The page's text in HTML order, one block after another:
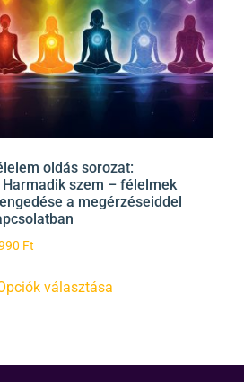
oldás sorozat:
Harmadik szem – félelmek
a megérzéseiddel
Ft
választása